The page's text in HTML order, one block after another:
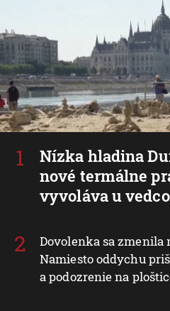
Nízka hladina
nové termálne
vyvoláva u
Dovolenka sa zmenila
Namiesto oddychu
a podozrenie na